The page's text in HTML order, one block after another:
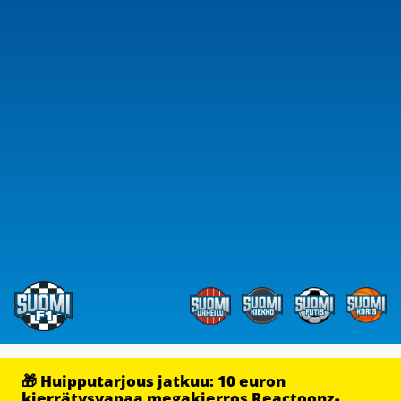
🎁 Huipputarjous jatkuu: 10 euron